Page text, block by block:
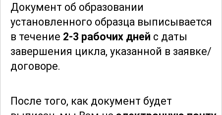
увлечение в профессию, курс
предоставляет информацию о том, как
организовать собственное дело,
находить клиентов и продвигать свои
работы. Вы также узнаете о
вышивки и получите рекомендации по
Документ об образовании
установленного образца выписывается
в течение 2-3 рабочих дней с даты
завершения цикла, указанной в заявке/
договоре.
После того, как документ будет